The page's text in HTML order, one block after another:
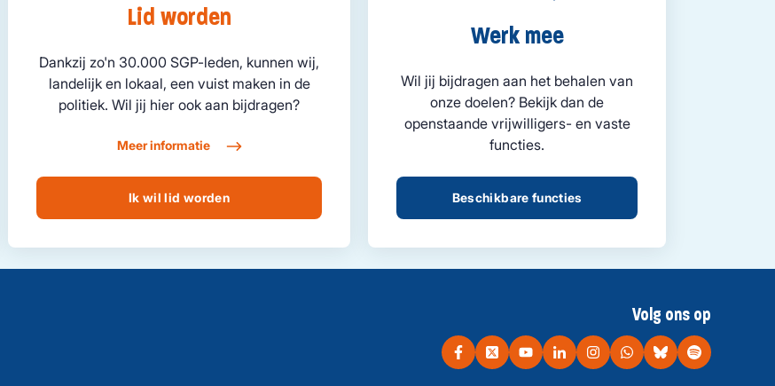
Lid worden
Dankzij zo'n 30.000 SGP-leden, kunnen wij,
landelijk en lokaal, een vuist maken in de
politiek. Wil jij hier ook aan bijdragen?
Meer informatie
Ik wil lid worden
Werk mee
Wil jij bijdragen aan het behalen van
onze doelen? Bekijk dan de
openstaande vrijwilligers- en vaste
functies.
Beschikbare functies
Volg ons op